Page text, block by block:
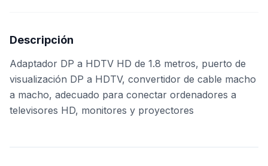
Descripción
Adaptador DP a HDTV HD de 1.8 metros, puerto de
visualización DP a HDTV, convertidor de cable macho
a macho, adecuado para conectar ordenadores a
televisores HD, monitores y proyectores